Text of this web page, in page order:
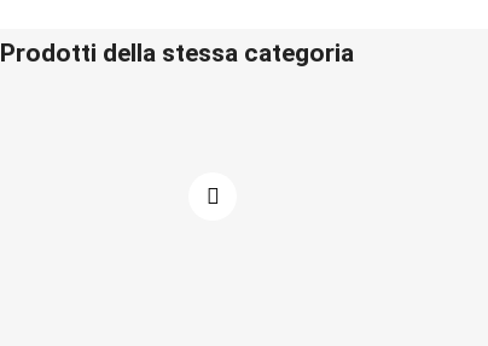
Prodotti della stessa categoria